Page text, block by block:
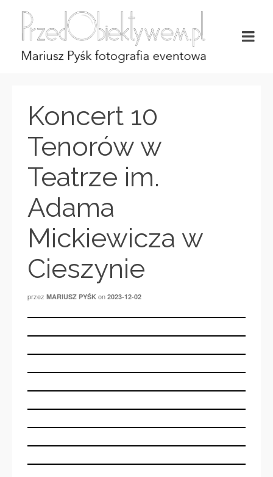
Koncert 10
Tenorów w
Teatrze im.
Adama
Mickiewicza w
Cieszynie
przez MARIUSZ PYŚK on 2023-12-02